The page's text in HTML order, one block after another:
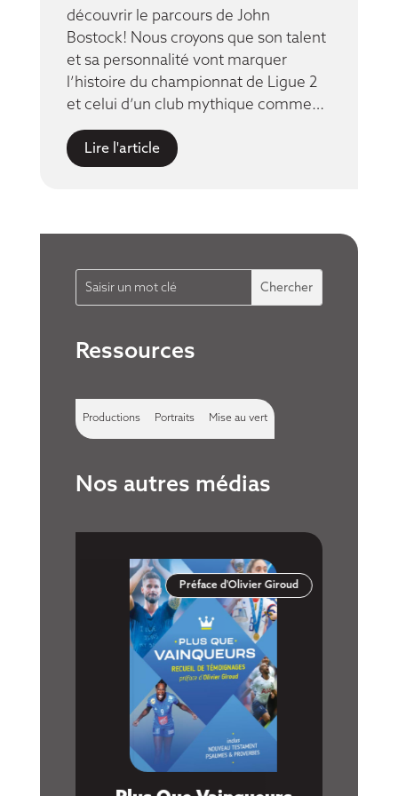
découvrir le parcours de John
Bostock! Nous croyons que son talent
et sa personnalité vont marquer
l’histoire du championnat de Ligue 2
et celui d’un club mythique comme…
Lire l'article
Ressources
Productions Portraits Mise au vert
Nos autres médias
Préface d'Olivier Giroud